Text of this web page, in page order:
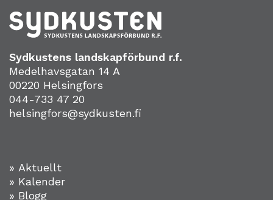
Sydkustens landskapförbund r.f.
Medelhavsgatan 14 A
00220 Helsingfors
044-733 47 20
helsingfors@sydkusten.fi
» Aktuellt
» Kalender
» Blogg